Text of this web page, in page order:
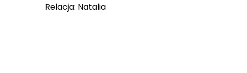
Relacja: Natalia